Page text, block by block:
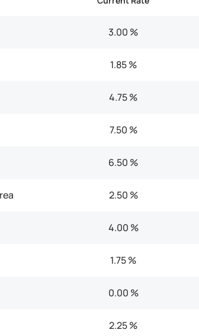
3.00 %
1.85 %
4.75 %
7.50 %
6.50 %
2.50 %
4.00 %
1.75 %
0.00 %
2.25 %